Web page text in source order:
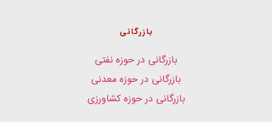
بازرگانی
بازرگانی در حوزه نفتی
بازرگانی در حوزه معدنی
بازرگانی در حوزه کشاورزی